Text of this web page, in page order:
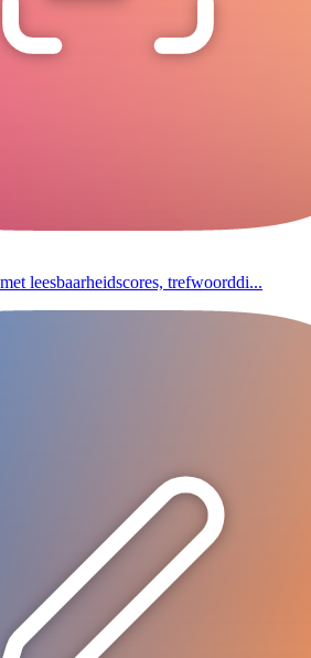
leesbaarheidscores, trefwoorddi...